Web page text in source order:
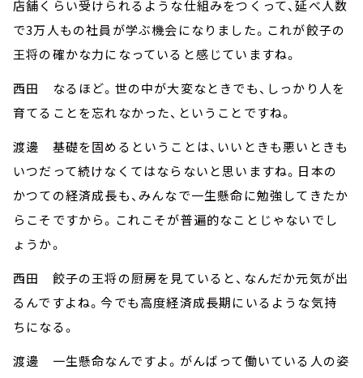
店舗くらい受けられるような仕組みをつくって、延べ人数
で3万人もの社員が学ぶ機会になりました。これが餃子の
王将の確かな力になっていると感じていますね。
西田 なるほど。世の中が大変なときでも、しっかり人を
育てることを忘れなかった、ということですね。
渡邊 基礎を固めるということは、いいときも悪いときも
いつだって続けなくてはならないと思いますね。日本の
かつての経済成長も、みんなで一生懸命に勉強してきたか
らこそですから。これこそが普遍的なことじゃないでし
ょうか。
西田 餃子の王将の厨房を見ていると、なんだか元気が出
るんですよね。今でも高度経済成長期にいるような気持
ちになる。
渡邊 一生懸命なんですよ。がんばって働いている人の姿